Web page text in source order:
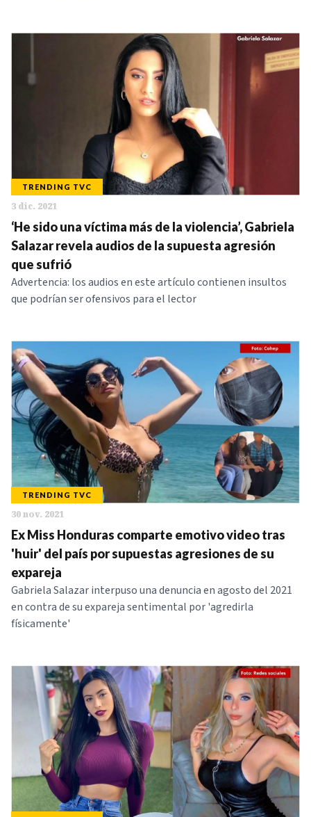
TRENDING TVC
3 dic. 2021
‘He sido una víctima más de la violencia’, Gabriela
Salazar revela audios de la supuesta agresión
que sufrió
Advertencia: los audios en este artículo contienen insultos
que podrían ser ofensivos para el lector
TRENDING TVC
30 nov. 2021
Ex Miss Honduras comparte emotivo video tras
'huir' del país por supuestas agresiones de su
expareja
Gabriela Salazar interpuso una denuncia en agosto del 2021
en contra de su expareja sentimental por 'agredirla
físicamente'